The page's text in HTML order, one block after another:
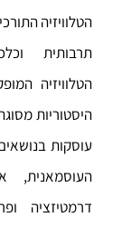
הטלוויזיה
תרבותית
הטלוויזיה
היסטוריות
עוסקות
העוסמאנית,
דרמטיזציה